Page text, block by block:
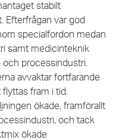
stabilt
Efterfrågan var god
specialfordon medan
samt medicinteknik
processindustri.
avvaktar fortfarande
fram i tid.
ökade, framförallt
och tack
ökade